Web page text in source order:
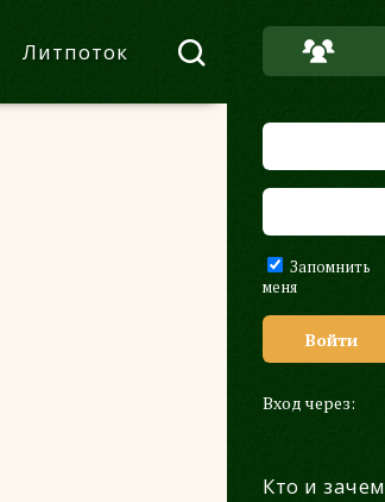
Запомнить
меня
Войти
Вход через:
Кто и зачем
Литпоток